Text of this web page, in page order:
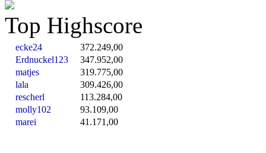
Top Highscore
ecke24
372.249,00
Erdnuckel123
347.952,00
matjes
319.775,00
lala
309.426,00
rescherl
113.284,00
molly102
93.109,00
marei
41.171,00